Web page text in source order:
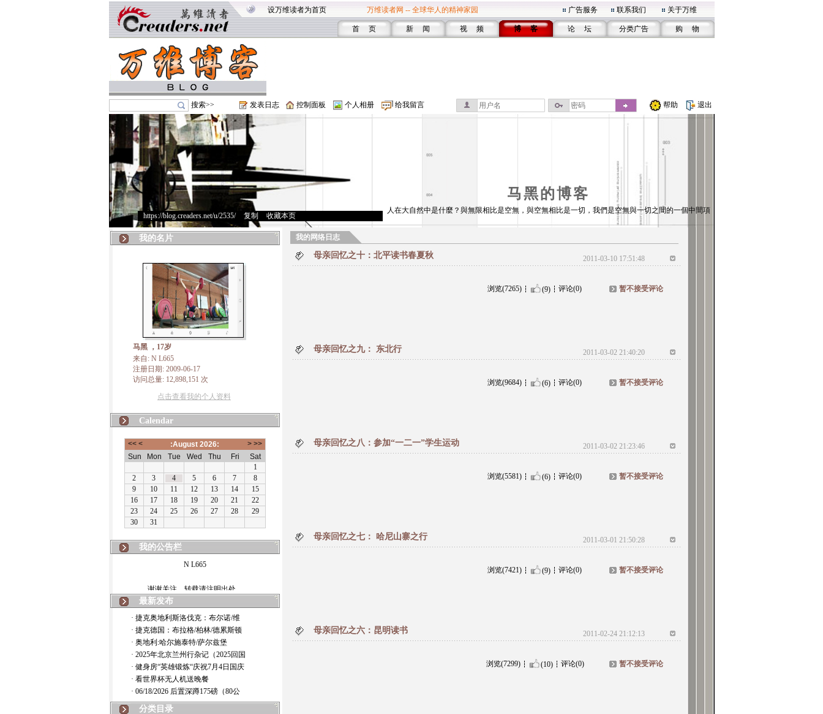
设万维读者为首页 万维读者网 -- 全球华人的精神家园 广告服务 联系我们 关于万维
首 页 新 闻 视 频 博 客 论 坛 分类广告 购 物
搜索>> 发表日志 控制面板 个人相册 给我留言 帮助 退出
马黑的博客
https://blog.creaders.net/u/2535/> 复制 收藏本页
人在大自然中是什麼？與無限相比是空無，與空無相比是一切，我們是空無與一切之間的一個中間項
我的名片
马黑 ，17岁
来自: N L665
注册日期: 2009-06-17
访问总量: 12,898,151 次
点击查看我的个人资料
Calendar
我的公告栏
最新发布
· 捷克奥地利斯洛伐克：布尔诺/维
· 捷克德国：布拉格/柏林/德累斯顿
· 奥地利:哈尔施泰特/萨尔兹堡
· 2025年北京兰州行杂记（2025回国
· 健身房“英雄锻炼“庆祝7月4日国庆
· 看世界杯无人机送晚餐
· 06/18/2026 后置深蹲175磅（80公
分类目录
我的网络日志
母亲回忆之十：北平读书春夏秋 2011-03-10 17:51:48
浏览(7265) (9) 评论(0) 暂不接受评论
母亲回忆之九： 东北行 2011-03-02 21:40:20
浏览(9684) (6) 评论(0) 暂不接受评论
母亲回忆之八：参加“一二一”学生运动 2011-03-02 21:23:46
浏览(5581) (6) 评论(0) 暂不接受评论
母亲回忆之七： 哈尼山寨之行 2011-03-01 21:50:28
浏览(7421) (9) 评论(0) 暂不接受评论
母亲回忆之六：昆明读书 2011-02-24 21:12:13
浏览(7299) (10) 评论(0) 暂不接受评论